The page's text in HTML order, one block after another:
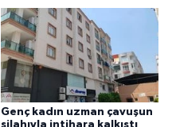
Genç kadın uzman çavuşun
silahıyla intihara kalkıştı